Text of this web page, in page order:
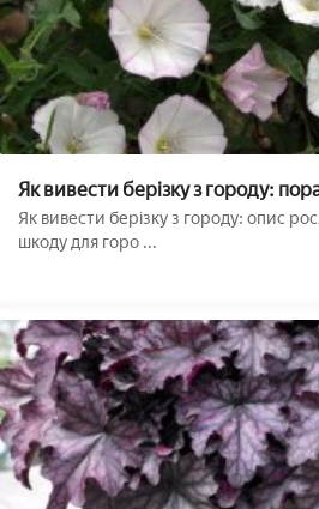
Як вивести берізку з городу:
агрономів
Як вивести берізку з городу: опис
шкоду для горо ...